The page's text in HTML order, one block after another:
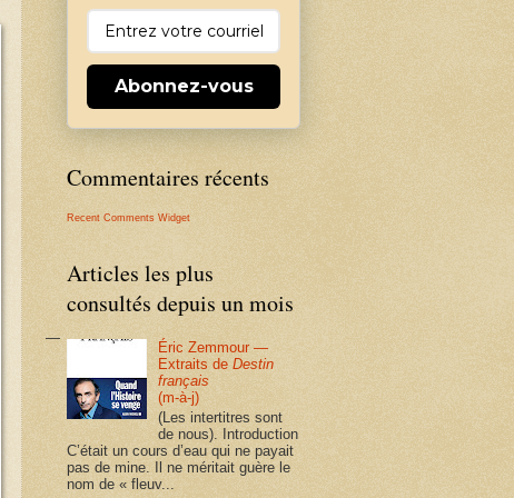
Abonnez-vous
Commentaires récents
Recent Comments Widget
Articles les plus
consultés depuis un mois
Éric Zemmour —
Extraits deDestin
français
(m-à-j)
(Les intertitres sont
de nous). Introduction
C’était un cours d’eau qui ne payait
pas de mine. Il ne méritait guère le
nom de « fleuv...